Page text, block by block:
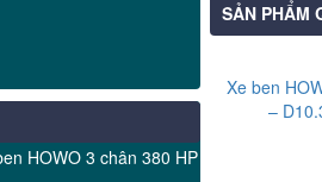
HOWO 3 chân 380 HP
SẢN PHẨM
Xe ben
–